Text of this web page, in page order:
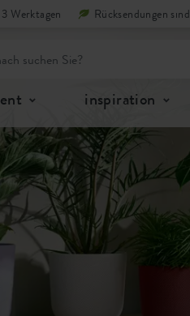
Werktagen Rücksendungen sind
inspiration